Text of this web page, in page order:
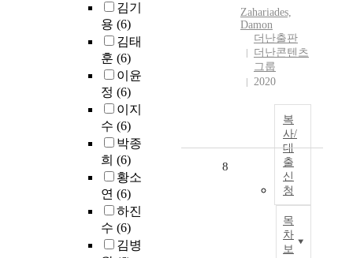
김기
용 (6)
김태
훈 (6)
이윤
정 (6)
이지
수 (6)
박종
희 (6)
황소
연 (6)
하진
수 (6)
김병
Zahariades,
Damon
더난출판
더난콘텐츠
그룹
2020
복
사/
대
출
신
청
목
차
보
8